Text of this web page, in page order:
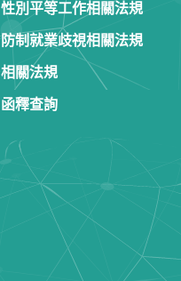
性別平等工作相關法規
防制就業歧視相關法規
相關法規
函釋查詢